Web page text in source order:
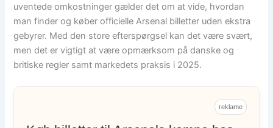
uventede omkostninger gælder det om at vide, hvordan
man finder og køber officielle Arsenal billetter uden ekstra
gebyrer. Med den store efterspørgsel kan det være svært,
men det er vigtigt at være opmærksom på danske og
britiske regler samt markedets praksis i 2025.
reklame